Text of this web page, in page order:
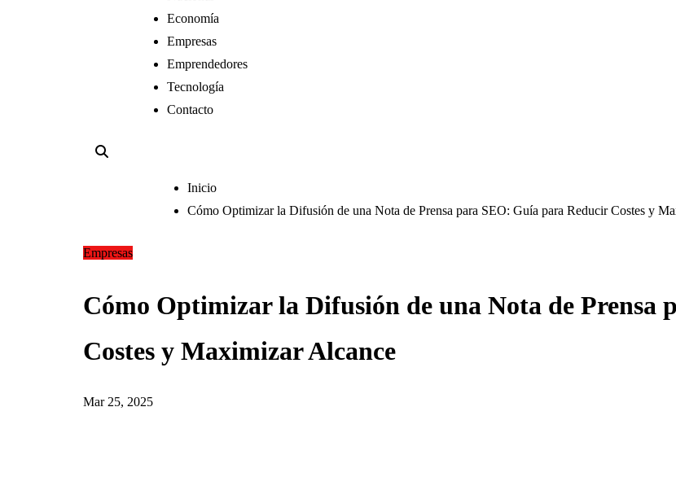
Economía
Empresas
Emprendedores
Tecnología
Contacto
Inicio
Cómo Optimizar la Difusión de una Nota de Prensa para SEO: Guía para Reducir Costes y
Empresas
Cómo Optimizar la Difusión de una Nota de Prensa
Costes y Maximizar Alcance
Mar 25, 2025